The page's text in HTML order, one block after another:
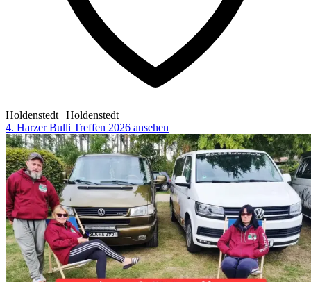
Holdenstedt | Holdenstedt
4. Harzer Bulli Treffen 2026 ansehen